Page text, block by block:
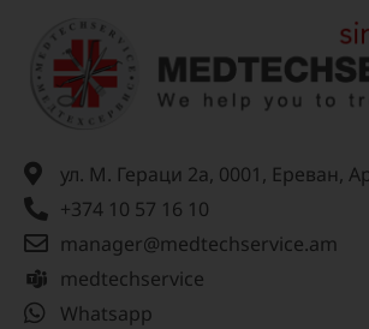
ул. М. Гераци 2а, 0001, Ереван,
+374 10 57 16 10
manager@medtechservice.am
medtechservice
Whatsapp